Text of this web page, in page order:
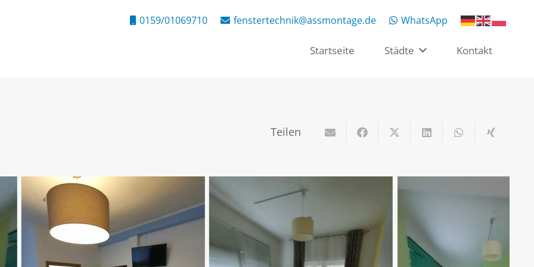
0159/01069710 fenstertechnik@assmontage.de WhatsApp
Startseite Städte Kontakt
Teilen